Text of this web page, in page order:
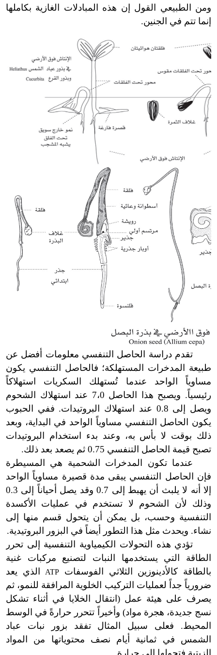
ومن الطبيعي القول إن هذه المبادلات الغازية بكاملها
إنما تتم في الجنين.
تقدم دراسة الحاصل التنفسي معلومات أفضل عن
طبيعة المدخرات المستهلكة؛ فالحاصل التنفسي يكون
مساوياً الواحد عندما تُستهلك السكريات استهلاكاً
رئيسياً. ويصبح هذا الحاصل 7،0 عند استهلاك الشحوم
ويصل إلى 0.8 عند استهلاك البروتيدات. ففي الحبوب
يكون الحاصل التنفسي مساوياً الواحد في البداية، وبعد
ذلك بوقت لا بأس به، وعند بدء استخدام البروتيدات
تصبح قيمة الحاصل التنفسي 0.75 ثم يصعد بعد ذلك.
عندما تكون المدخرات الشحمية هي المسيطرة
فإن الحاصل التنفسي يبقى مدة قصيرة مساوياً الواحد
إلا أنه لا يلبث أن يهبط إلى 0.7 وقد يصل أحياناً إلى 0.3
وذلك لأن الشحوم لا تستخدم في عمليات الأكسدة
التنفسية وحسب، بل يمكن أن يتحول قسم منها إلى
نشاء. ويحدث مثل هذا التطور أيضاً في البزور البروتيدية.
تؤدي هذه التحولات الكيمياوية التنفسية إلى تحرر
الطاقة التي يستخدمها النبات لتصنيع مركبات غنية
بالطاقة كالأدينوزين الثلاثي الفوسفات
ATP
الذي يعد
ضرورياً جداً لعمليات التركيب الخلوية المرافقة للنمو، ثم
يصرف على هيئة عمل (انتقال الخلايا في أثناء تشكل
نسج جديدة، هجرة مواد) وأخيراً تتحرر حرارةً في الوسط
المحيط. فعلى سبيل المثال تفقد بزور نبات عباد
الشمس في ثمانية أيام نصف محتوياتها من المواد
الزيتية فتحولها إلى حرارة.